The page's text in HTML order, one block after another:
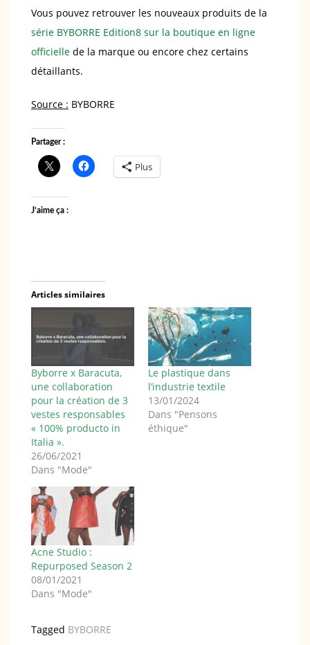
Vous pouvez retrouver les nouveaux produits de la
série BYBORRE Edition8 sur la boutique en ligne
officielle de la marque ou encore chez certains
détaillants.
Source : BYBORRE
Partager :
Plus
J’aime ça :
Articles similaires
Byborre x Baracuta,
une collaboration
pour la création de 3
vestes responsables
« 100% producto in
Italia ».
26/06/2021
Dans "Mode"
Le plastique dans
l’industrie textile
13/01/2024
Dans "Pensons
éthique"
Acne Studio :
Repurposed Season 2
08/01/2021
Dans "Mode"
Tagged BYBORRE